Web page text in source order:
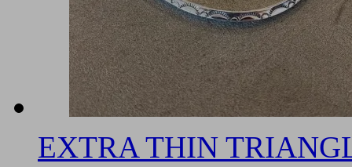
EXTRA THIN